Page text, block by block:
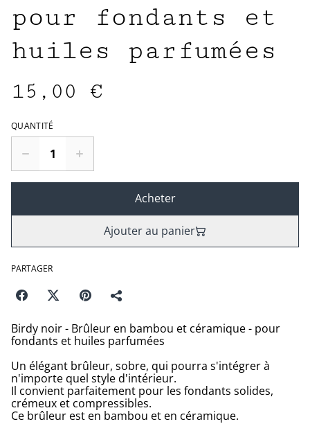
pour fondants et
huiles parfumées
15,00 €
QUANTITÉ
Acheter
Ajouter au panier
PARTAGER
Birdy noir - Brûleur en bambou et céramique - pour
fondants et huiles parfumées
Un élégant brûleur, sobre, qui pourra s'intégrer à
n'importe quel style d'intérieur.
Il convient parfaitement pour les fondants solides,
crémeux et compressibles.
Ce brûleur est en bambou et en céramique.